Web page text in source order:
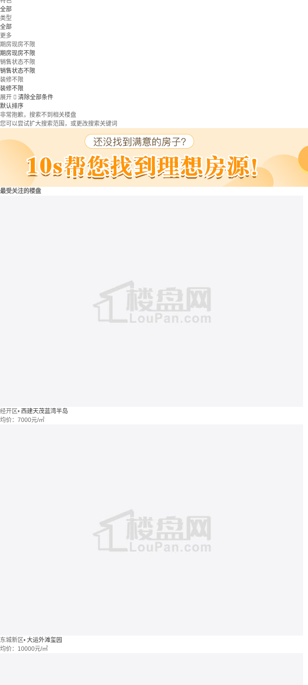
全部
类型
全部
更多
期房现房不限
期房现房不限
销售状态不限
销售状态不限
装修不限
装修不限
展开  清除全部条件
默认排序
非常抱歉，搜索不到相关楼盘
您可以尝试扩大搜索范围，或更改搜索关键词
最受关注的楼盘
经开区• 西建天茂蓝湾半岛
均价： 7000元/㎡
东城新区• 大运外滩玺园
均价： 10000元/㎡